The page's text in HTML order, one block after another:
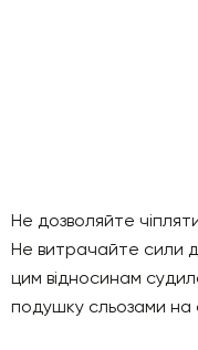
Не дозволяйте
Не витрачайте сили
цим відносинам
подушку сльозами на